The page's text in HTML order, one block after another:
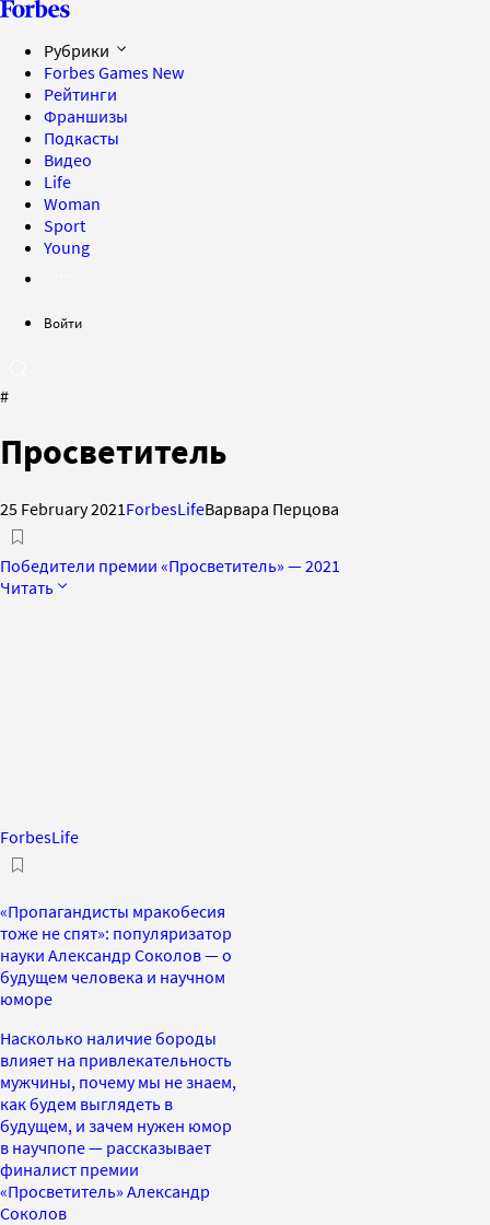
Рубрики
Forbes Games New
Рейтинги
Франшизы
Подкасты
Видео
Life
Woman
Sport
Young
Войти
#
Просветитель
25 February 2021 ForbesLifeВарвара Перцова
Победители премии «Просветитель» — 2021
Читать
ForbesLife
«Пропагандисты мракобесия
тоже не спят»: популяризатор
науки Александр Соколов — о
будущем человека и научном
юморе
Насколько наличие бороды
влияет на привлекательность
мужчины, почему мы не знаем,
как будем выглядеть в
будущем, и зачем нужен юмор
в научпопе — рассказывает
финалист премии
«Просветитель» Александр
Соколов